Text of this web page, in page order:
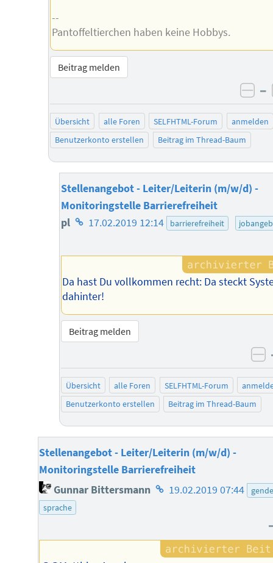
--
Pantoffeltierchen haben keine Hobbys.
Beitrag melden
–
Übersicht alle Foren SELFHTML-Forum
anmelden
Benutzerkonto erstellen
Beitrag im Thread-Baum
Stellenangebot - Leiter/Leiterin (m/w/d) -
Monitoringstelle Barrierefreiheit
pl Homepage
Autors
17.02.2019 12:14 barrierefreiheit
Da hast Du vollkommen recht: Da steckt
dahinter!
Beitrag melden
Übersicht alle Foren SELFHTML-Forum
Benutzerkonto erstellen
Beitrag im Thread-Baum
Stellenangebot - Leiter/Leiterin (m/w/d) -
Monitoringstelle Barrierefreiheit
Gunnar Bittersmann Homepage
19.02.2019 07:44
sprache